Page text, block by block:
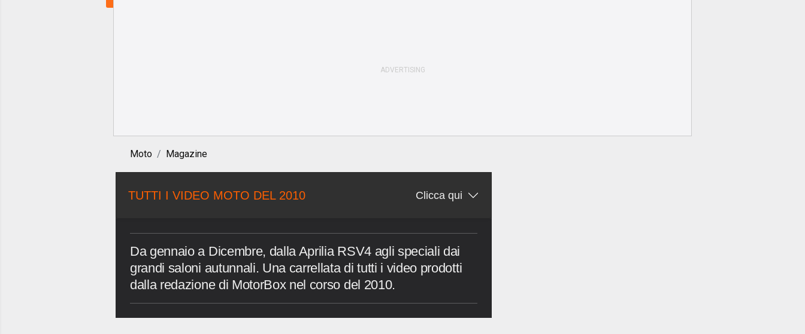
Moto Magazine
TUTTI I VIDEO MOTO DEL 2010 Clicca qui
Da gennaio a Dicembre, dalla Aprilia RSV4 agli speciali dai
grandi saloni autunnali. Una carrellata di tutti i video prodotti
dalla redazione di MotorBox nel corso del 2010.